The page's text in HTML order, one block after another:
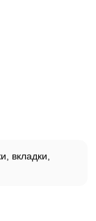
вкладки,